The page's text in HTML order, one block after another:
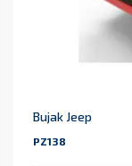
Bujak Jeep
PZ138